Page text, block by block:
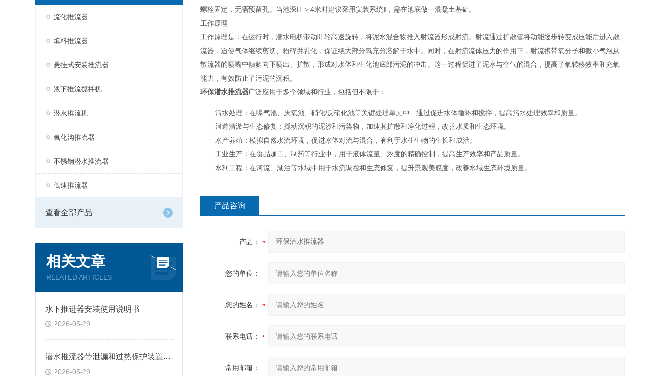
流化推流器
填料推流器
悬挂式安装推流器
液下推流搅拌机
潜水推流机
氧化沟推流器
不锈钢潜水推流器
低速推流器
查看全部产品
相关文章
RELATED ARTICLES
水下推进器安装使用说明书
2026-05-29
潜水推流器带泄漏和过热保护装置作用是什么
2026-05-29
螺栓固定，无需预留孔。当池深H ＞4米时建议采用安装系统Ⅱ，需在池底做一混凝土基础。
工作原理
工作原理是：在运行时，潜水电机带动叶轮高速旋转，将泥水混合物推入射流器形成射流。射流通过扩散管将动能逐步转变成压能后进入散
流器，迫使气体继续剪切、粉碎并乳化，保证绝大部分氧充分溶解于水中。同时，在射流流体压力的作用下，射流携带氧分子和微小气泡从
散流器的喷嘴中倾斜向下喷出、扩散，形成对水体和生化池底部污泥的冲击。这一过程促进了泥水与空气的混合，提高了氧转移效率和充氧
能力，有效防止了污泥的沉积。
环保潜水推流器广泛应用于多个领域和行业，包括但不限于：
污水处理：在曝气池、厌氧池、硝化/反硝化池等关键处理单元中，通过促进水体循环和搅拌，提高污水处理效率和质量。
河道清淤与生态修复：搅动沉积的泥沙和污染物，加速其扩散和净化过程，改善水质和生态环境。
水产养殖：模拟自然水流环境，促进水体对流与混合，有利于水生生物的生长和成活。
工业生产：在食品加工、制药等行业中，用于液体流量、浓度的精确控制，提高生产效率和产品质量。
水利工程：在河流、湖泊等水域中用于水流调控和生态修复，提升景观美感度，改善水域生态环境质量。
产品咨询
产品：
您的单位：
您的姓名：
联系电话：
常用邮箱：